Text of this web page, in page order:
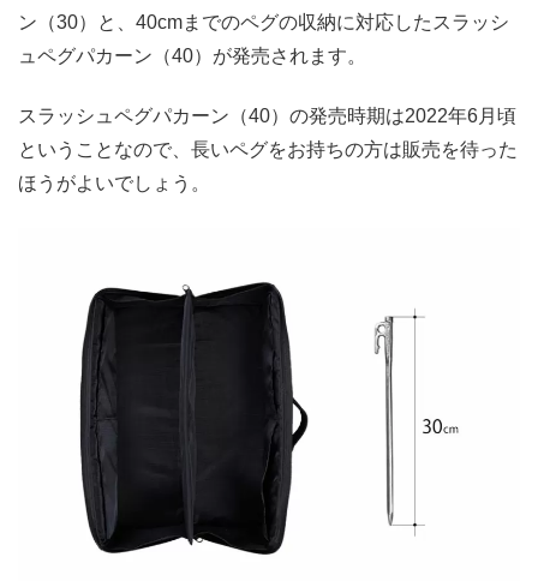
ン（30）と、40cmまでのペグの収納に対応したスラッシ
ュペグパカーン（40）が発売されます。
スラッシュペグパカーン（40）の発売時期は2022年6月頃
ということなので、長いペグをお持ちの方は販売を待った
ほうがよいでしょう。